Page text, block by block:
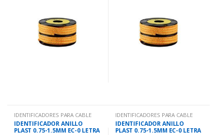
IDENTIFICADORES PARA CABLE
IDENTIFICADOR ANILLO
PLAST 0.75-1.5MM EC-0 LETRA
IDENTIFICADORES PARA CABLE
IDENTIFICADOR ANILLO
PLAST 0.75-1.5MM EC-0 LETRA